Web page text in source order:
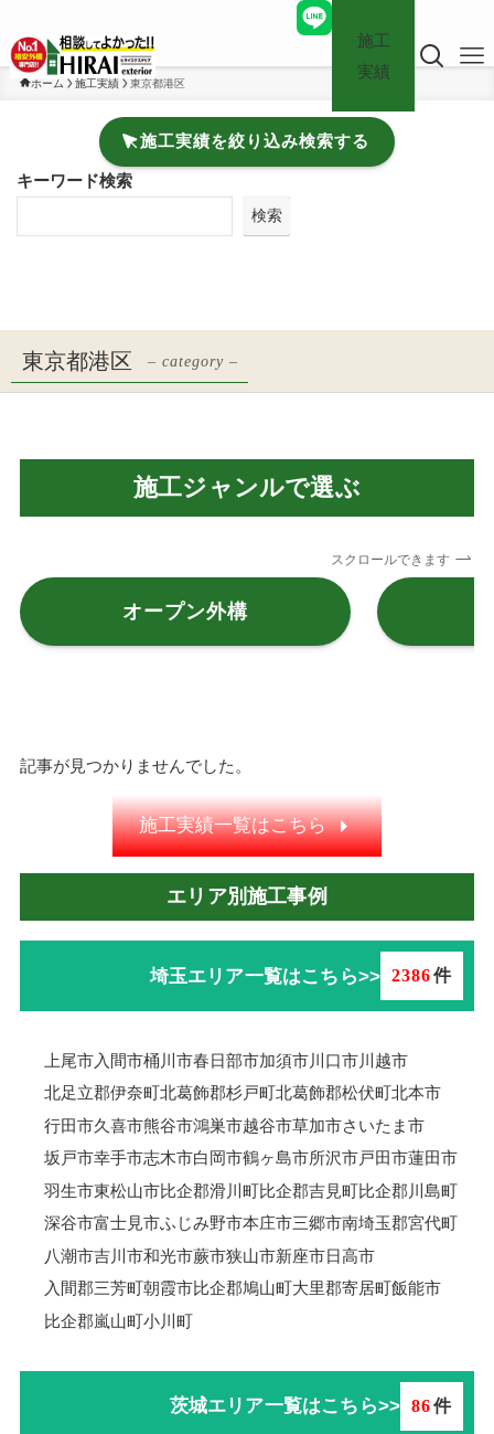
施工
実績
ホーム 施工実績 東京都港区
施工実績を絞り込み検索する
キーワード検索
検索
東京都港区 – category –
施工ジャンルで選ぶ
スクロールできます
オープン外構
記事が見つかりませんでした。
施工実績一覧はこちら
エリア別施工事例
埼玉エリア一覧はこちら>> 2386件
上尾市入間市桶川市春日部市加須市川口市川越市
北足立郡伊奈町北葛飾郡杉戸町北葛飾郡松伏町北本市
行田市久喜市熊谷市鴻巣市越谷市草加市さいたま市
坂戸市幸手市志木市白岡市鶴ヶ島市所沢市戸田市蓮田市
羽生市東松山市比企郡滑川町比企郡吉見町比企郡川島町
深谷市富士見市ふじみ野市本庄市三郷市南埼玉郡宮代町
八潮市吉川市和光市蕨市狭山市新座市日高市
入間郡三芳町朝霞市比企郡鳩山町大里郡寄居町飯能市
比企郡嵐山町小川町
茨城エリア一覧はこちら>> 86件